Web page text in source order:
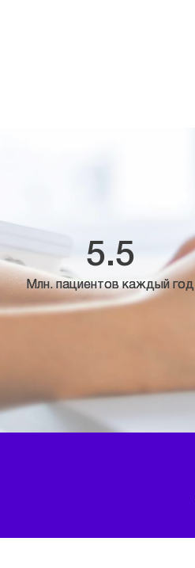
5.5
Млн. пациентов каждый год